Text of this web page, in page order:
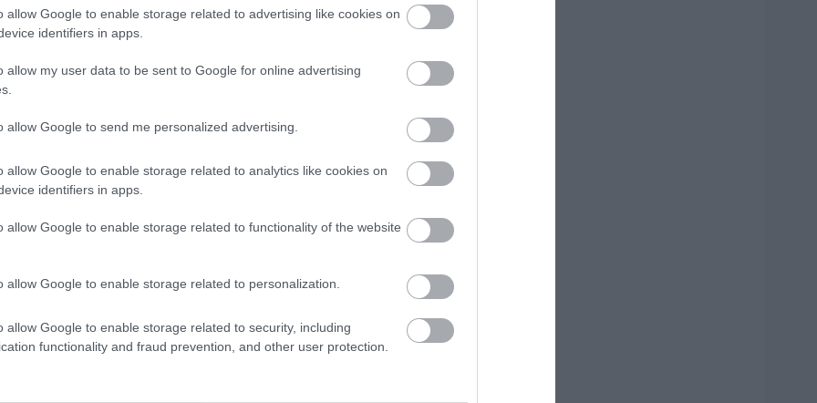
allow Google to enable storage related to advertising like cookies on
identifiers in apps.
allow my user data to be sent to Google for online advertising
allow Google to send me personalized advertising.
allow Google to enable storage related to analytics like cookies on
identifiers in apps.
allow Google to enable storage related to functionality of the website
allow Google to enable storage related to personalization.
allow Google to enable storage related to security, including
functionality and fraud prevention, and other user protection.
31.08.2022 | 10:27
από το ΥΠΠΟΑ για
ή/και παροχή
Το σπουδαιότερο πολιτιστικό
γεγονός της Κροατίας άνοιξε τις